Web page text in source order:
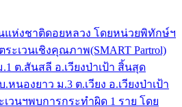
แห่งชาติดอยหลวง โดยหน่วยพิทักษ์ฯ
ะเวนเชิงคุณภาพ(SMART Partrol)
ต.สันสลี อ.เวียงป่าเป้า สิ้นสุด
นองยาว ม.3 ต.เวียง อ.เวียงป่าเป้า
เวนฯพบการกระทำผิด 1 ราย โดย